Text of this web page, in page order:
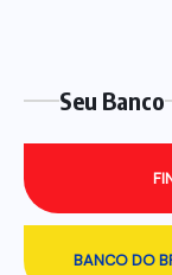
Seu Banco
BANCO DO